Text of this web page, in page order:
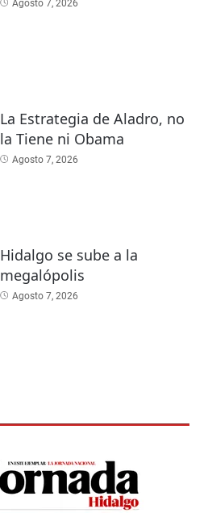
Agosto 7, 2026
La Estrategia de Aladro, no
la Tiene ni Obama
Agosto 7, 2026
Hidalgo se sube a la
megalópolis
Agosto 7, 2026